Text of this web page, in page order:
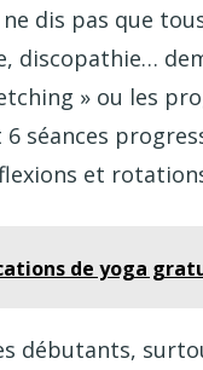
dis pas que
discopathie…
» ou les
séances
et
de yoga
débutants,